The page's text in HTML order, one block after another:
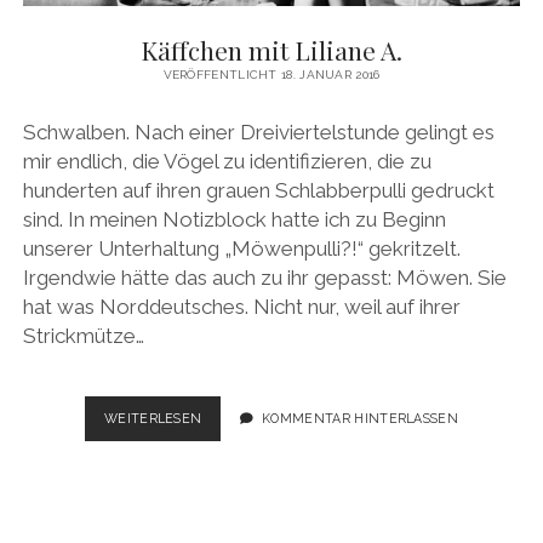
MEINE WEBSITE
Käffchen mit Liliane A.
VERÖFFENTLICHT 18. JANUAR 2016
Schwalben. Nach einer Dreiviertelstunde gelingt es
mir endlich, die Vögel zu identifizieren, die zu
hunderten auf ihren grauen Schlabberpulli gedruckt
sind. In meinen Notizblock hatte ich zu Beginn
unserer Unterhaltung „Möwenpulli?!“ gekritzelt.
Irgendwie hätte das auch zu ihr gepasst: Möwen. Sie
hat was Norddeutsches. Nicht nur, weil auf ihrer
Strickmütze…
WEITERLESEN KÄFFCHEN
MIT
KOMMENTAR HINTERLASSEN